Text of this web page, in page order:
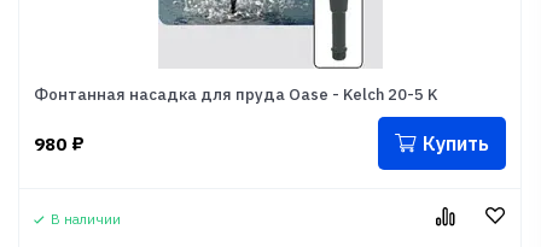
Фонтанная насадка для пруда Oase - Kelch 20-5 K
980 ₽ Купить
В наличии